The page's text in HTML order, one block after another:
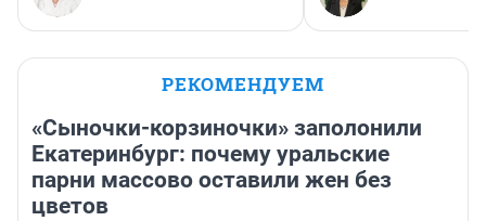
РЕКОМЕНДУЕМ
«Сыночки-корзиночки» заполонили
Екатеринбург: почему уральские
парни массово оставили жен без
цветов